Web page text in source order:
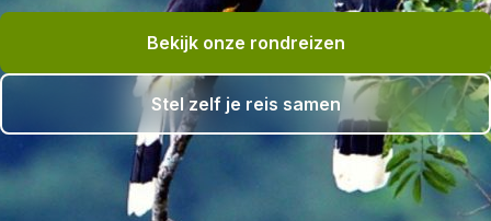
Bekijk onze rondreizen
Stel zelf je reis samen